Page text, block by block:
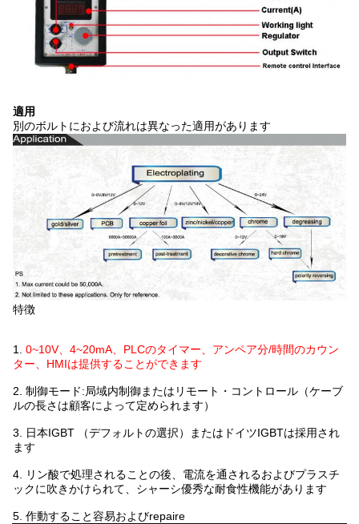
適用
別のボルトにおよび流れは異なった適用があります
特徴
1. 0~10V、4~20mA、PLCのタイマー、アンペア分/時間のカウン
ター、HMIは提供することができます
2. 制御モード:局域内制御またはリモート・コントロール（ケーブ
ルの長さは顧客によって定められます）
3.
日本IGBT （デフォルトの選択）またはドイツIGBTは採用され
ます
4.
リン酸で処理されることの後、電流を通されるおよびプラスチ
ックに吹きかけられて、シャーシ優秀な耐食性機能があります
5. 作動すること容易およびrepaire